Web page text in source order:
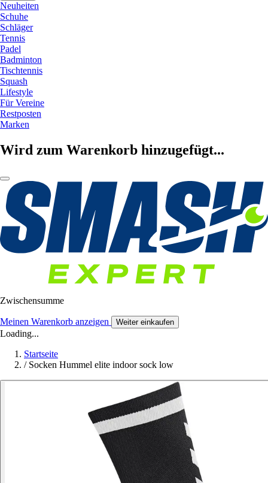
Neuheiten
Schuhe
Schläger
Tennis
Padel
Badminton
Tischtennis
Squash
Lifestyle
Für Vereine
Restposten
Marken
Wird zum Warenkorb hinzugefügt...
Zwischensumme
Meinen Warenkorb anzeigen Weiter einkaufen
Loading...
Startseite
/ Socken Hummel elite indoor sock low